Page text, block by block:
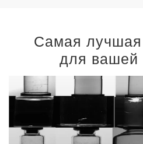
Самая лучшая
для вашей